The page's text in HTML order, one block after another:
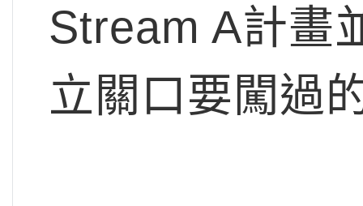
Stream A計畫
立關口要闖過